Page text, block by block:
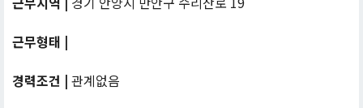
근무형태 |
경력조건 | 관계없음